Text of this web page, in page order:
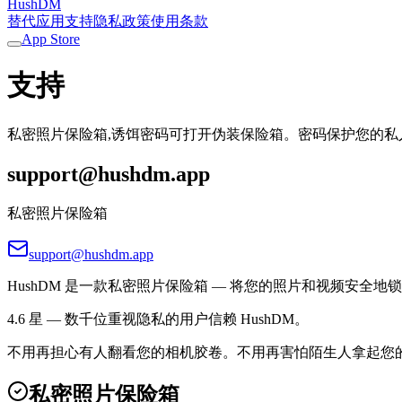
HushDM
替代应用支持隐私政策使用条款
App Store
支持
私密照片保险箱,诱饵密码可打开伪装保险箱。密码保护您的
support@hushdm.app
私密照片保险箱
support@hushdm.app
HushDM 是一款私密照片保险箱 — 将您的照片和视频安全地
4.6 星 — 数千位重视隐私的用户信赖 HushDM。
不用再担心有人翻看您的相机胶卷。不用再害怕陌生人拿起
私密照片保险箱